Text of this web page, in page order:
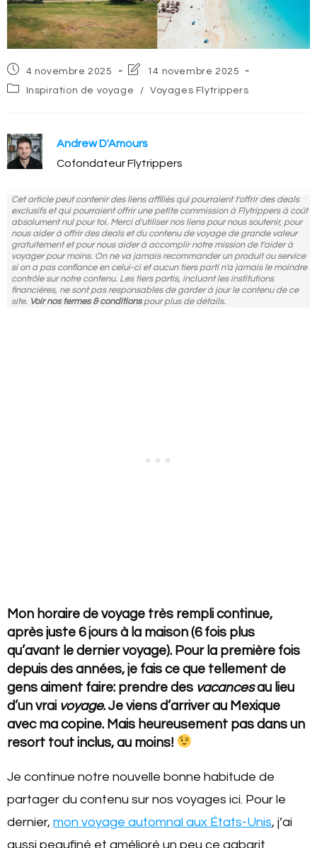
Post
published:
4 novembre 2025
Post
modified:
14 novembre 2025
PostInspiration de voyage / Voyages Flytrippers
Andrew D'Amours
Cofondateur Flytrippers
Cet article peut contenir des liens affiliés qui pourraient t'offrir des deals
exclusifs et qui pourraient offrir une petite commission à Flytrippers à coût
absolument nul pour toi. Merci d'utiliser nos liens pour nous soutenir, pour
nous aider à offrir des deals et du contenu de voyage de grande valeur
gratuitement et pour nous aider à accomplir notre mission de t'aider à
voyager pour moins. On ne va jamais recommander un produit ou service
si on a pas confiance en celui-ci et aucun tiers parti n'a jamais le moindre
contrôle sur notre contenu. Les tiers partis, incluant les institutions
financières, ne sont pas responsables de garder à jour le contenu de ce
site. Voir nos termes & conditionspour plus de détails.
Mon horaire de voyage très rempli continue,
après juste 6 jours à la maison (6 fois plus
qu’avant le dernier voyage). Pour la première fois
depuis des années, je fais ce que tellement de
gens aiment faire: prendre des vacancesau lieu
d’un vrai voyage. Je viens d’arriver au Mexique
avec ma copine. Mais heureusement pas dans un
resort tout inclus, au moins!
Je continue notre nouvelle bonne habitude de
partager du contenu sur nos voyages ici. Pour le
dernier, mon voyage automnal aux États-Unis, j’ai
aussi peaufiné et amélioré un peu ce gabarit